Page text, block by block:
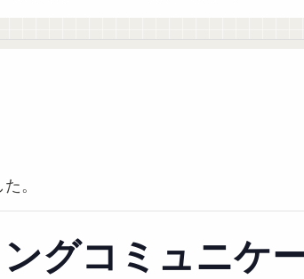
。
グコミュニケ